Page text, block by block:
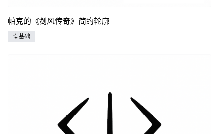
帕克的《剑风传奇》简约轮廓
基础